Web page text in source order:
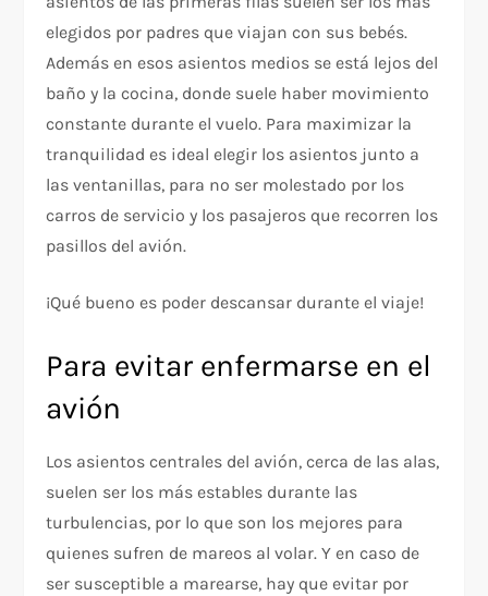
elegidos por padres que viajan con sus bebés.
Además en esos asientos medios se está lejos del
baño y la cocina, donde suele haber movimiento
constante durante el vuelo. Para maximizar la
tranquilidad es ideal elegir los asientos junto a
las ventanillas, para no ser molestado por los
carros de servicio y los pasajeros que recorren los
pasillos del avión.
¡Qué bueno es poder descansar durante el viaje!
Para evitar enfermarse en el
avión
Los asientos centrales del avión, cerca de las alas,
suelen ser los más estables durante las
turbulencias, por lo que son los mejores para
quienes sufren de mareos al volar. Y en caso de
ser susceptible a marearse, hay que evitar por